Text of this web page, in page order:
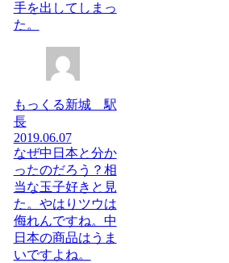
手を出してしまっ
た。
もっくる新城 駅
長
2019.06.07
なぜ中日本と分か
ったのだろう？相
当な玉子好きと見
た。やはりツウは
侮れんですね。中
日本の商品はうま
いですよね。